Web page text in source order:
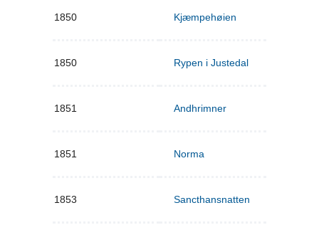
1850 Kjæmpehøien
1850 Rypen i Justedal
1851 Andhrimner
1851 Norma
1853 Sancthansnatten